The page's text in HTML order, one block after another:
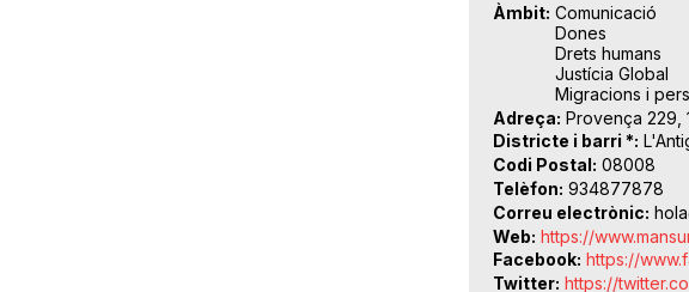
Àmbit Comunicació
Dones
Drets humans
Justícia Global
Migracions i
Adreça Provença 229,
Districte i barri *
Codi Postal 08008
Telèfon 934877878
Correu electrònic
Web https://
Facebook https://
Twitter https://